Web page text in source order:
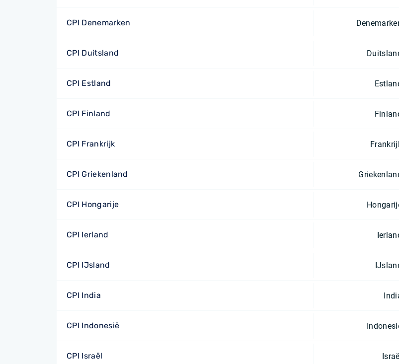
CPI Denemarken
CPI Duitsland
CPI Estland
CPI Finland
CPI Frankrijk
CPI Griekenland
CPI Hongarije
CPI Ierland
CPI IJsland
CPI India
CPI Indonesië
CPI Israël